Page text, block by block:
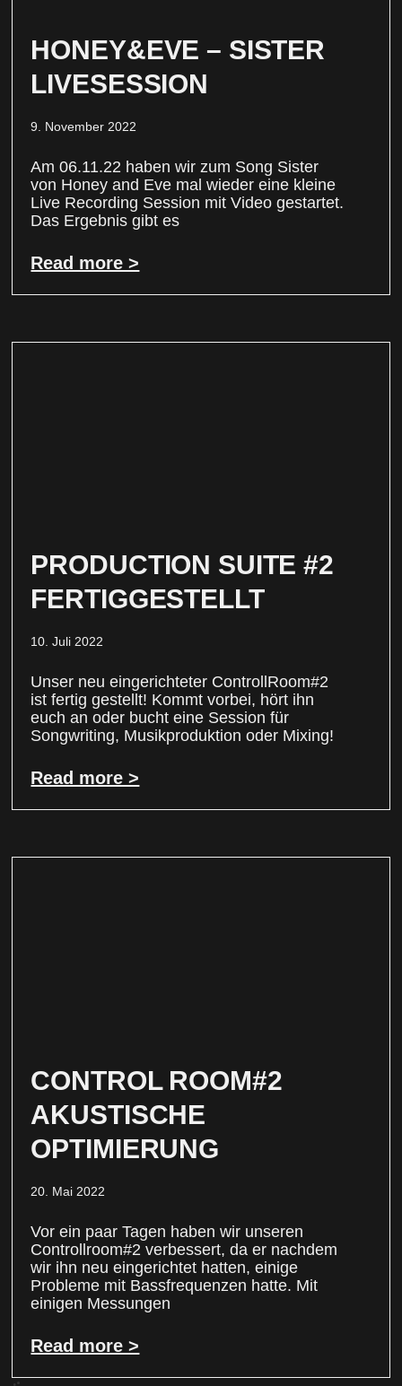
HONEY&EVE – SISTER
LIVESESSION
9. November 2022
Am 06.11.22 haben wir zum Song Sister
von Honey and Eve mal wieder eine kleine
Live Recording Session mit Video gestartet.
Das Ergebnis gibt es
Read more >
PRODUCTION SUITE #2
FERTIGGESTELLT
10. Juli 2022
Unser neu eingerichteter ControllRoom#2
ist fertig gestellt! Kommt vorbei, hört ihn
euch an oder bucht eine Session für
Songwriting, Musikproduktion oder Mixing!
Read more >
CONTROL ROOM#2
AKUSTISCHE
OPTIMIERUNG
20. Mai 2022
Vor ein paar Tagen haben wir unseren
Controllroom#2 verbessert, da er nachdem
wir ihn neu eingerichtet hatten, einige
Probleme mit Bassfrequenzen hatte. Mit
einigen Messungen
Read more >